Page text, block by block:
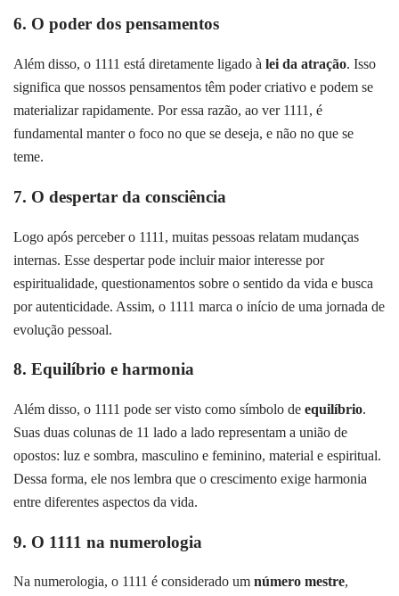
6. O poder dos pensamentos
Além disso, o 1111 está diretamente ligado à lei da atração. Isso
significa que nossos pensamentos têm poder criativo e podem se
materializar rapidamente. Por essa razão, ao ver 1111, é
fundamental manter o foco no que se deseja, e não no que se
teme.
7. O despertar da consciência
Logo após perceber o 1111, muitas pessoas relatam mudanças
internas. Esse despertar pode incluir maior interesse por
espiritualidade, questionamentos sobre o sentido da vida e busca
por autenticidade. Assim, o 1111 marca o início de uma jornada de
evolução pessoal.
8. Equilíbrio e harmonia
Além disso, o 1111 pode ser visto como símbolo de equilíbrio.
Suas duas colunas de 11 lado a lado representam a união de
opostos: luz e sombra, masculino e feminino, material e espiritual.
Dessa forma, ele nos lembra que o crescimento exige harmonia
entre diferentes aspectos da vida.
9. O 1111 na numerologia
Na numerologia, o 1111 é considerado um número mestre,